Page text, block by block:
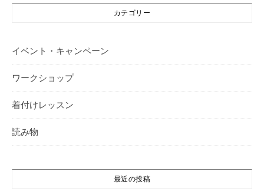
カテゴリー
イベント・キャンペーン
ワークショップ
着付けレッスン
読み物
最近の投稿